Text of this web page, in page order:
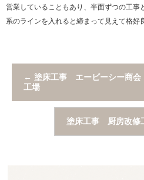
営業していることもあり、半面ずつの工事
系のラインを入れると締まって見えて格好
← 塗床工事 エービーシー商
工場
塗床工事 厨房改修